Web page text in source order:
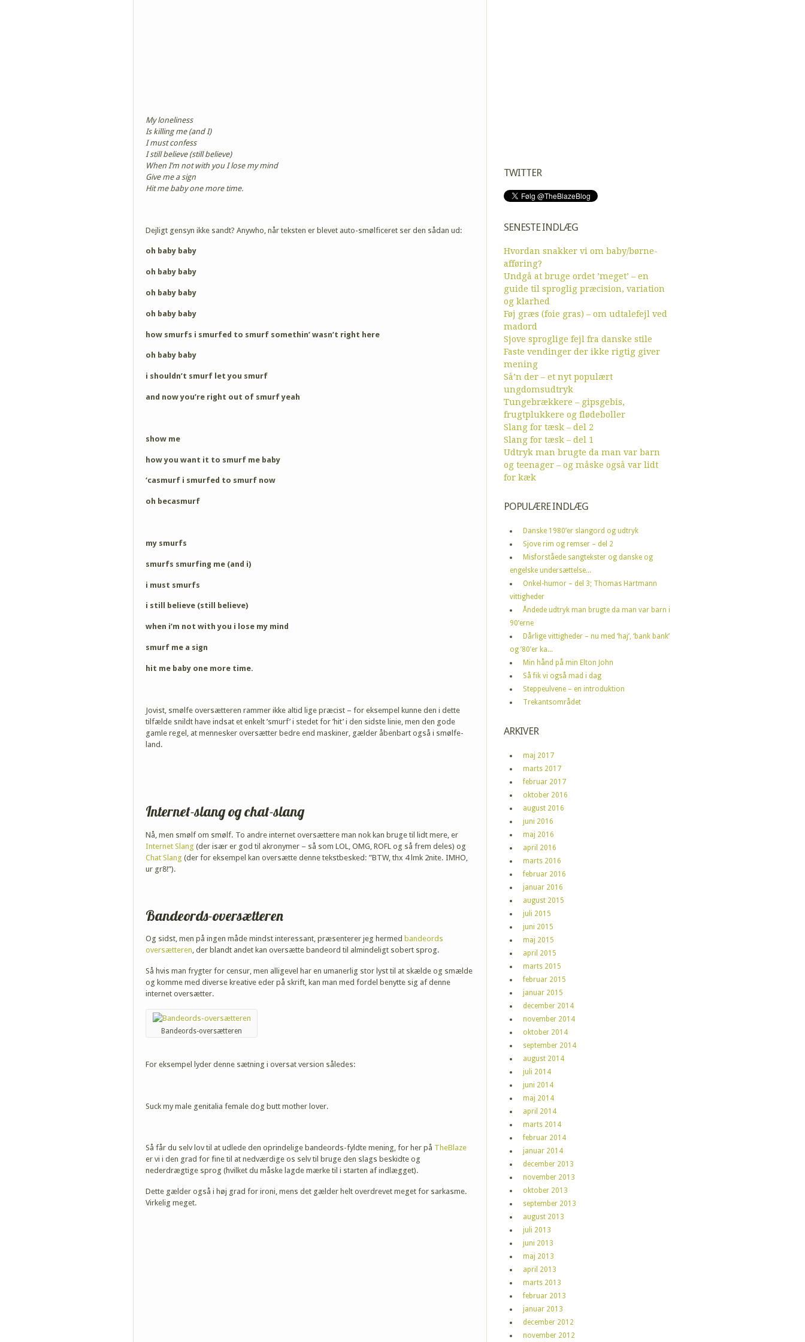
My loneliness
Is killing me (and I)
I must confess
I still believe (still believe)
When I’m not with you I lose my mind
Give me a sign
Hit me baby one more time.
Dejligt gensyn ikke sandt? Anywho, når teksten er blevet auto-smølficeret ser den sådan ud:
oh baby baby
oh baby baby
oh baby baby
oh baby baby
how smurfs i smurfed to smurf somethin’ wasn’t right here
oh baby baby
i shouldn’t smurf let you smurf
and now you’re right out of smurf yeah
show me
how you want it to smurf me baby
‘casmurf i smurfed to smurf now
oh becasmurf
my smurfs
smurfs smurfing me (and i)
i must smurfs
i still believe (still believe)
when i’m not with you i lose my mind
smurf me a sign
hit me baby one more time.
Jovist, smølfe oversætteren rammer ikke altid lige præcist – for eksempel kunne den i dette
tilfælde snildt have indsat et enkelt ’smurf’ i stedet for ’hit’ i den sidste linie, men den gode
gamle regel, at mennesker oversætter bedre end maskiner, gælder åbenbart også i smølfe-
land.
Internet-slang og chat-slang
Nå, men smølf om smølf. To andre internet oversættere man nok kan bruge til lidt mere, er
Internet Slang (der især er god til akronymer – så som LOL, OMG, ROFL og så frem deles) og
Chat Slang (der for eksempel kan oversætte denne tekstbesked: ”BTW, thx 4 lmk 2nite. IMHO,
ur gr8!”).
Bandeords-oversætteren
Og sidst, men på ingen måde mindst interessant, præsenterer jeg hermed bandeords
oversætteren, der blandt andet kan oversætte bandeord til almindeligt sobert sprog.
Så hvis man frygter for censur, men alligevel har en umanerlig stor lyst til at skælde og smælde
og komme med diverse kreative eder på skrift, kan man med fordel benytte sig af denne
internet oversætter.
Bandeords-oversætteren
For eksempel lyder denne sætning i oversat version således:
Suck my male genitalia female dog butt mother lover.
Så får du selv lov til at udlede den oprindelige bandeords-fyldte mening, for her på TheBlaze
er vi i den grad for fine til at nedværdige os selv til bruge den slags beskidte og
nederdrægtige sprog (hvilket du måske lagde mærke til i starten af indlægget).
Dette gælder også i høj grad for ironi, mens det gælder helt overdrevet meget for sarkasme.
Virkelig meget.
TWITTER
SENESTE INDLÆG
Hvordan snakker vi om baby/børne-
afføring?
Undgå at bruge ordet ’meget’ – en
guide til sproglig præcision, variation
og klarhed
Føj græs (foie gras) – om udtalefejl ved
madord
Sjove sproglige fejl fra danske stile
Faste vendinger der ikke rigtig giver
mening
Så’n der – et nyt populært
ungdomsudtryk
Tungebrækkere – gipsgebis,
frugtplukkere og flødeboller
Slang for tæsk – del 2
Slang for tæsk – del 1
Udtryk man brugte da man var barn
og teenager – og måske også var lidt
for kæk
POPULÆRE INDLÆG
Danske 1980’er slangord og udtryk
Sjove rim og remser – del 2
Misforståede sangtekster og danske og
engelske undersættelse...
Onkel-humor – del 3; Thomas Hartmann
vittigheder
Åndede udtryk man brugte da man var barn i
90’erne
Dårlige vittigheder – nu med ‘haj’, ‘bank bank’
og ’80’er ka...
Min hånd på min Elton John
Så fik vi også mad i dag
Steppeulvene – en introduktion
Trekantsområdet
ARKIVER
maj 2017
marts 2017
februar 2017
oktober 2016
august 2016
juni 2016
maj 2016
april 2016
marts 2016
februar 2016
januar 2016
august 2015
juli 2015
juni 2015
maj 2015
april 2015
marts 2015
februar 2015
januar 2015
december 2014
november 2014
oktober 2014
september 2014
august 2014
juli 2014
juni 2014
maj 2014
april 2014
marts 2014
februar 2014
januar 2014
december 2013
november 2013
oktober 2013
september 2013
august 2013
juli 2013
juni 2013
maj 2013
april 2013
marts 2013
februar 2013
januar 2013
december 2012
november 2012